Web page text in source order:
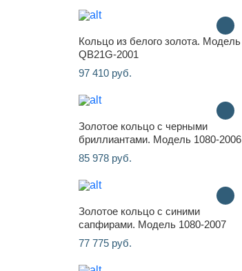
Кольцо из белого золота. Модель
QB21G-2001
97 410 руб.
Золотое кольцо с черными
бриллиантами. Модель 1080-2006
85 978 руб.
Золотое кольцо с синими
сапфирами. Модель 1080-2007
77 775 руб.